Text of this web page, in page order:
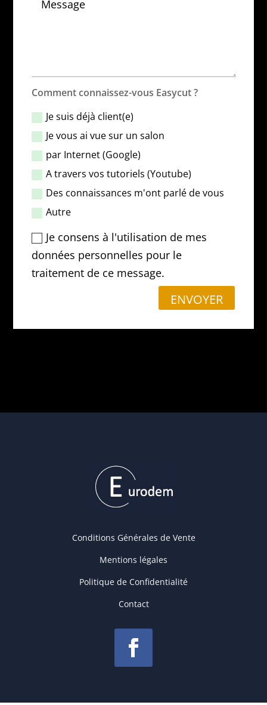
Comment connaissez-vous Easycut ?
Je suis déjà client(e)
Je vous ai vue sur un salon
par Internet (Google)
A travers vos tutoriels (Youtube)
Des connaissances m'ont parlé de vous
Autre
Je consens à l'utilisation de mes
données personnelles pour le
traitement de ce message.
ENVOYER
Conditions Générales de Vente
Mentions légales
Politique de Confidentialité
Contact